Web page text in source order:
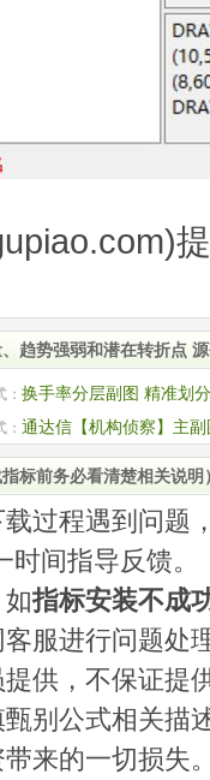
趋势强弱和潜在转折点
： 换手率分层副图 精准划
间
通达信【机构侦察】主
标前务必看清楚相关说明
过程遇到问题
时间指导反馈。
如指标安装不成
客服进行问题处
供，不保证提
别公式相关描
来的一切损失